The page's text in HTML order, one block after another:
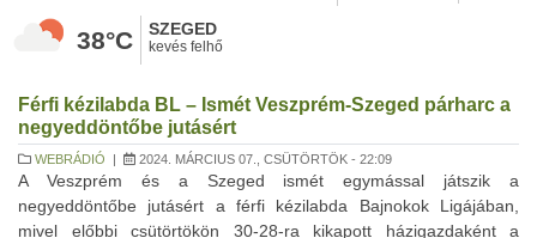
38°C SZEGED
kevés felhő
Férfi kézilabda BL – Ismét Veszprém-Szeged párharc a
negyeddöntőbe jutásért
WEBRÁDIÓ | 2024. MÁRCIUS 07., CSÜTÖRTÖK - 22:09
A Veszprém és a Szeged ismét egymással játszik a
negyeddöntőbe jutásért a férfi kézilabda Bajnokok Ligájában,
mivel előbbi csütörtökön 30-28-ra kikapott házigazdaként a